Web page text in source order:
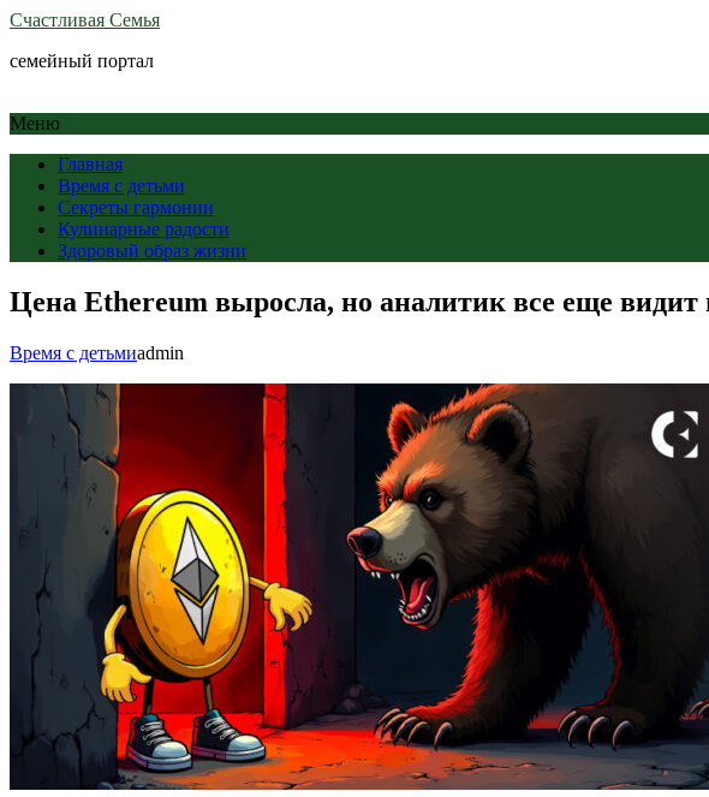
Счастливая Семья
семейный портал
Меню
Главная
Время с детьми
Секреты гармонии
Кулинарные радости
Здоровый образ жизни
Цена Ethereum выросла, но аналитик все еще
Время с детьмиadmin